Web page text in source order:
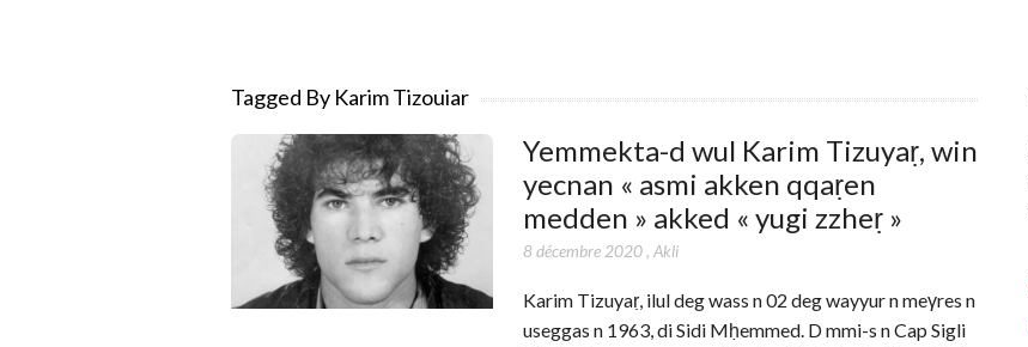
Tagged By Karim Tizouiar
Yemmekta-d wul Karim Tizuyaṛ, win
yecnan « asmi akken qqaṛen
medden » akked « yugi zzheṛ »
8 décembre 2020, Akli
Karim Tizuyaṛ, ilul deg wass n 02 deg wayyur n meγres n
useggas n 1963, di Sidi Mḥemmed. D mmi-s n Cap Sigli